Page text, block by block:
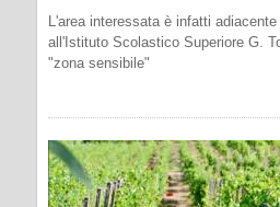
L'area interessata è infatti
all'Istituto Scolastico Superiore G.
"zona sensibile"